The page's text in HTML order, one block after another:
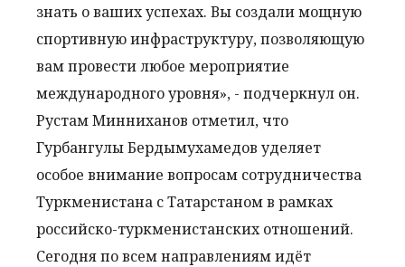
знать о ваших успехах. Вы создали мощную
спортивную инфраструктуру, позволяющую
вам провести любое мероприятие
международного уровня», - подчеркнул он.
Рустам Минниханов отметил, что
Гурбангулы Бердымухамедов уделяет
особое внимание вопросам сотрудничества
Туркменистана с Татарстаном в рамках
российско-туркменистанских отношений.
Сегодня по всем направлениям идёт